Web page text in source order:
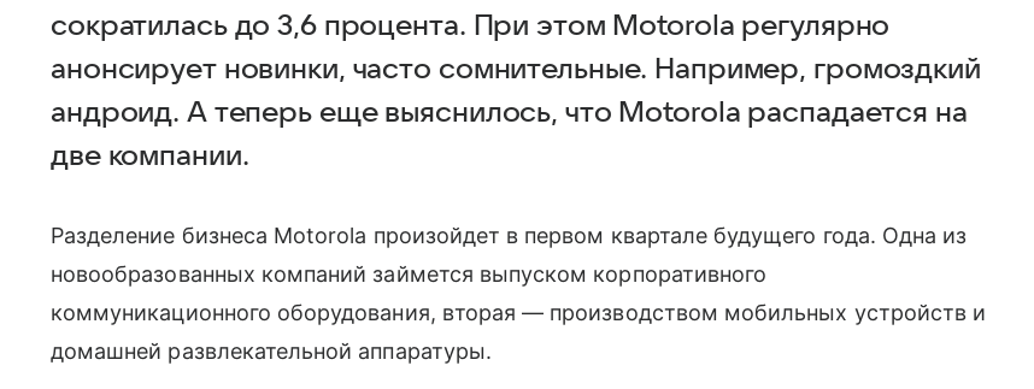
сократилась до 3,6 процента. При этом Motorola регулярно
анонсирует новинки, часто сомнительные. Например, громоздкий
андроид. А теперь еще выяснилось, что Motorola распадается на
две компании.
Разделение бизнеса Motorola произойдет в первом квартале будущего года. Одна из
новообразованных компаний займется выпуском корпоративного
коммуникационного оборудования, вторая — производством мобильных устройств и
домашней развлекательной аппаратуры.